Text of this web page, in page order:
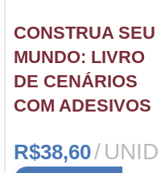
CONSTRUA SEU
MUNDO: LIVRO
DE CENÁRIOS
COM ADESIVOS
R$38,60 UNID